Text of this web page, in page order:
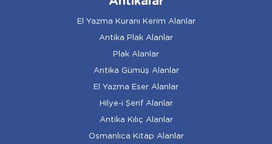
El Yazma Kuranı Kerim Alanlar
Antika Plak Alanlar
Plak Alanlar
Antika Gümüş Alanlar
El Yazma Eser Alanlar
Hilye-i Şerif Alanlar
Antika Kılıç Alanlar
Osmanlıca Kitap Alanlar